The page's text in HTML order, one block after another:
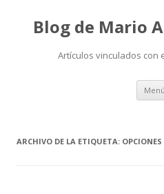
Blog de Mario
Artículos vinculados con
Menú
ARCHIVO DE LA ETIQUETA: OPCIONES